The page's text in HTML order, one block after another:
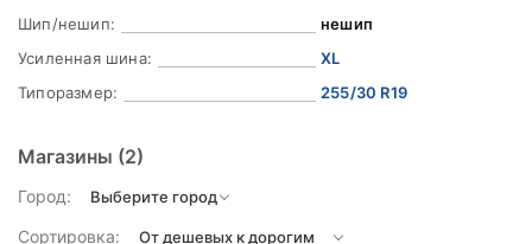
Шип/нешип:
нешип
Усиленная шина:
XL
Типоразмер:
255/30 R19
Магазины (2)
Город:
Сортировка: